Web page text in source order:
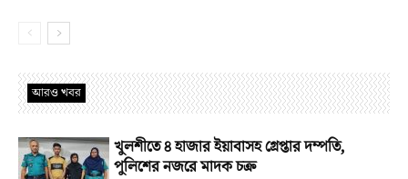
আরও খবর
খুলশীতে ৪ হাজার ইয়াবাসহ গ্রেপ্তার দম্পতি,
পুলিশের নজরে মাদক চক্র